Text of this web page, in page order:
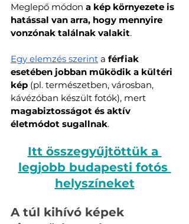
Meglepő módon a kép környezete is
hatással van arra, hogy mennyire
vonzónak találnak valakit.
Egy elemzés szerint a férfiak
esetében jobban működik a kültéri
kép (pl. természetben, városban,
kávézóban készült fotók), mert
magabiztosságot és aktív
életmódot sugallnak.
Itt összegyűjtöttük a
legjobb budapesti fotós
helyszíneket
A túl kihívó képek